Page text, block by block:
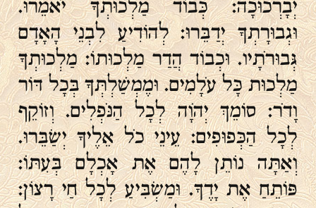
יְבָרְכוּכָה: כְּבוֹד מַלְכוּתְךָ יֹאמֵרוּ.
וּגְבוּרָתְךָ יְדַבֵּרוּ: לְהוֹדִיעַ לִבְנֵי הָאָדָם
גְּבוּרֹתָיו. וּכְבוֹד הֲדַר מַלְכוּתוֹ: מַלְכוּתְךָ
מַלְכוּת כָּל עֹלָמִים. וּמֶמְשַׁלְתְּךָ בְּכָל דּוֹר
וָדֹר: סוֹמֵךְ יְהֹוָה לְכָל הַנֹּפְלִים. וְזוֹקֵף
לְכָל הַכְּפוּפִים: עֵינֵי כֹל אֵלֶיךָ יְשַׂבֵּרוּ.
וְאַתָּה נוֹתֵן לָהֶם אֶת אָכְלָם בְּעִתּוֹ:
פּוֹתֵחַ אֶת יָדֶךָ. וּמַשְׂבִּיעַ לְכָל חַי רָצוֹן: